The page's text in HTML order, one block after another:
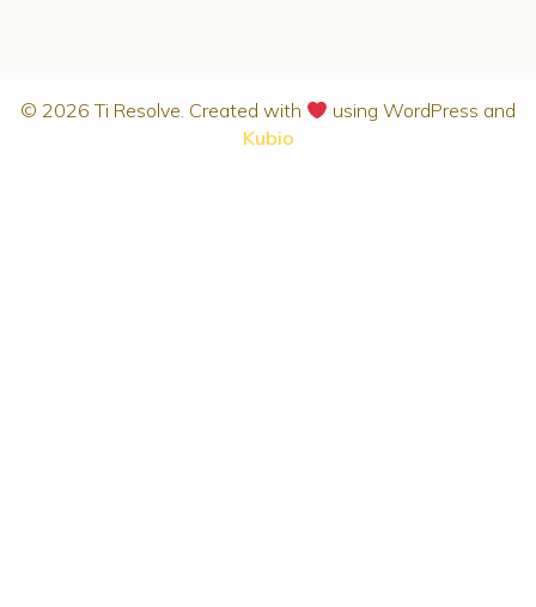
© 2026 Ti Resolve. Created with
using WordPress and
Kubio